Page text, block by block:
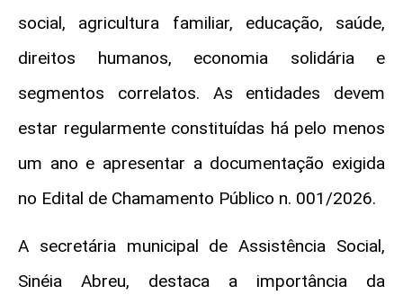
social, agricultura familiar, educação, saúde,
direitos humanos, economia solidária e
segmentos correlatos. As entidades devem
estar regularmente constituídas há pelo menos
um ano e apresentar a documentação exigida
no Edital de Chamamento Público n. 001/2026.
A secretária municipal de Assistência Social,
Sinéia Abreu, destaca a importância da